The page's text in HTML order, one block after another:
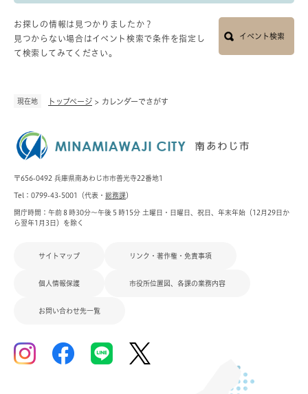
現在地 トップページ > カレンダーでさがす
お探しの情報は見つかりましたか？
見つからない場合はイベント検索で条件を指定し
て検索してみてください。
イベント検索
〒656-0492 兵庫県南あわじ市市善光寺22番地1
Tel：0799-43-5001（代表・ 総務課）
開庁時間：午前８時30分～午後５時15分 土曜日・日曜日、祝日、年末年始（12月29日か
ら翌年1月3日）を除く
サイトマップ リンク・著作権・免責事項
個人情報保護 市役所位置図、各課の業務内容
お問い合わせ先一覧